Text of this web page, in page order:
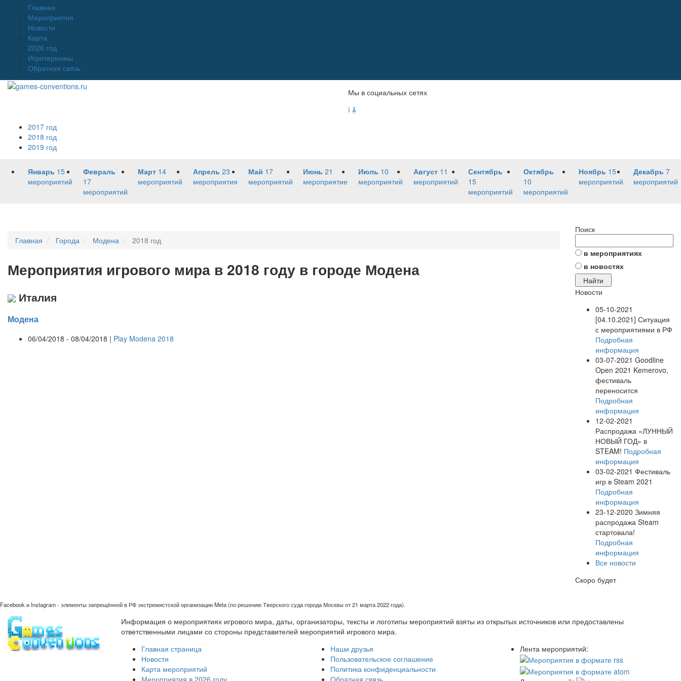
Главная
Мероприятия
Новости
Карта
2026 год
Игротермины
Обратная связь
Мы в социальных сетях
 
2017 год
2018 год
2019 год
Январь 15
мероприятий
Февраль
17
мероприятий
Март 14
мероприятий
Апрель 23
мероприятия
Май 17
мероприятий
Июнь 21
мероприятие
Июль 10
мероприятий
Август 11
мероприятий
Сентябрь
15
мероприятий
Октябрь
10
мероприятий
Ноябрь 15
мероприятий
Декабрь 7
мероприятий
Главная Города Модена 2018 год
Мероприятия игрового мира в 2018 году в городе Модена
Италия
Модена
06/04/2018 - 08/04/2018 | Play Modena 2018
Поиск
в мероприятиях
в новостях
Новости
05-10-2021
[04.10.2021] Ситуация
с мероприятиями в РФ
Подробная
информация
03-07-2021 Goodline
Open 2021 Kemerovo,
фестиваль
переносится
Подробная
информация
12-02-2021
Распродажа «ЛУННЫЙ
НОВЫЙ ГОД» в
STEAM! Подробная
информация
03-02-2021 Фестиваль
игр в Steam 2021
Подробная
информация
23-12-2020 Зимняя
распродажа Steam
стартовала!
Подробная
информация
Все новости
Скоро будет
Facebook и Instagram - элементы запрещённой в РФ экстремистской организации Meta (по решению Тверского суда города Москвы от 21 марта 2022 года).
Информация о мероприятиях игрового мира, даты, организаторы, тексты и логотипы мероприятий взяты из открытых источников или предоставлены
ответственными лицами со стороны представителей мероприятий игрового мира.
Главная страница
Новости
Карта мероприятий
Мероприятия в 2026 году
Наши друзья
Пользовательское соглашение
Политика конфиденциальности
Обратная связь
Лента мероприятий: